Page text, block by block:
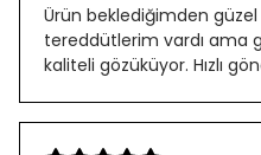
Ürün beklediğimden güzel
tereddütlerim vardı ama
kaliteli gözüküyor. Hızlı